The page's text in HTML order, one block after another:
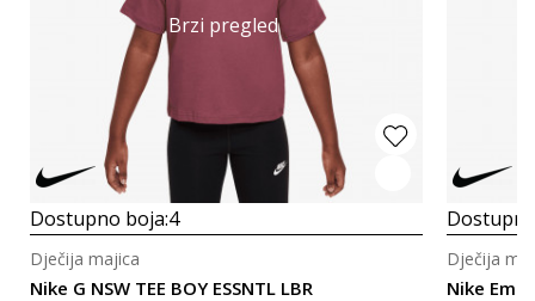
Brzi pregled
Dostupno boja:4
Nike G NSW TEE BOY ESSNTL LBR
Dječija majica
Nike
Dječija